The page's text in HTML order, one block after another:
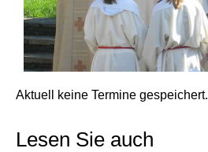
Aktuell keine Termine gespeichert.
Lesen Sie auch